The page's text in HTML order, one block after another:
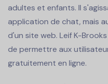
adultes et enfants. Il
application de chat, mais
d'un site web. Leif K-
de permettre aux
gratuitement en ligne.